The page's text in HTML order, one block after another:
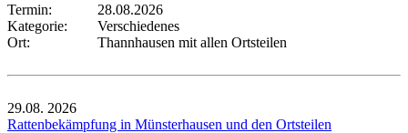
Termin:
28.08.2026
Kategorie:
Verschiedenes
Ort:
Thannhausen mit allen Ortsteilen
29.08. 2026
Rattenbekämpfung in Münsterhausen und den Ortsteilen